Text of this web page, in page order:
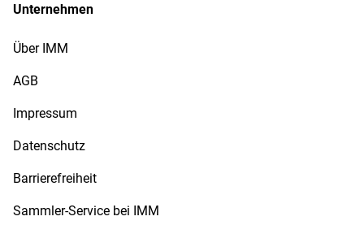
Unternehmen
Über IMM
AGB
Impressum
Datenschutz
Barrierefreiheit
Sammler-Service bei IMM